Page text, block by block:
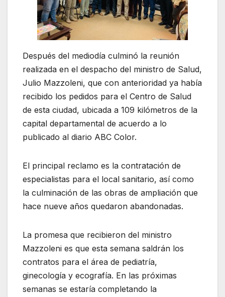
Después del mediodía culminó la reunión
realizada en el despacho del ministro de Salud,
Julio Mazzoleni, que con anterioridad ya había
recibido los pedidos para el Centro de Salud
de esta ciudad, ubicada a 109 kilómetros de la
capital departamental de acuerdo a lo
publicado al diario ABC Color.
El principal reclamo es la contratación de
especialistas para el local sanitario, así como
la culminación de las obras de ampliación que
hace nueve años quedaron abandonadas.
La promesa que recibieron del ministro
Mazzoleni es que esta semana saldrán los
contratos para el área de pediatría,
ginecología y ecografía. En las próximas
semanas se estaría completando la